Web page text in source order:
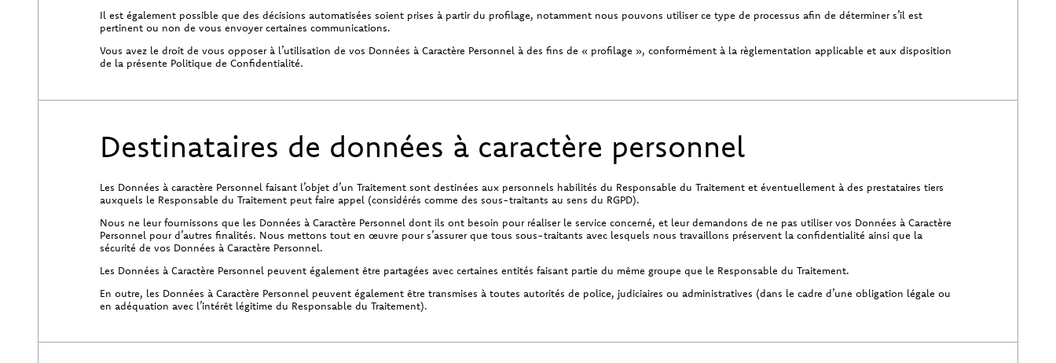
Il est également possible que des décisions automatisées soient prises à partir du profilage, notamment nous pouvons utiliser ce type de processus afin de déterminer s’il est
pertinent ou non de vous envoyer certaines communications.
Vous avez le droit de vous opposer à l’utilisation de vos Données à Caractère Personnel à des fins de « profilage », conformément à la règlementation applicable et aux disposition
de la présente Politique de Confidentialité.
Destinataires de données à caractère personnel
Les Données à caractère Personnel faisant l’objet d’un Traitement sont destinées aux personnels habilités du Responsable du Traitement et éventuellement à des prestataires tiers
auxquels le Responsable du Traitement peut faire appel (considérés comme des sous-traitants au sens du RGPD).
Nous ne leur fournissons que les Données à Caractère Personnel dont ils ont besoin pour réaliser le service concerné, et leur demandons de ne pas utiliser vos Données à Caractère
Personnel pour d’autres finalités. Nous mettons tout en œuvre pour s’assurer que tous sous-traitants avec lesquels nous travaillons préservent la confidentialité ainsi que la
sécurité de vos Données à Caractère Personnel.
Les Données à Caractère Personnel peuvent également être partagées avec certaines entités faisant partie du même groupe que le Responsable du Traitement.
En outre, les Données à Caractère Personnel peuvent également être transmises à toutes autorités de police, judiciaires ou administratives (dans le cadre d’une obligation légale ou
en adéquation avec l’intérêt légitime du Responsable du Traitement).